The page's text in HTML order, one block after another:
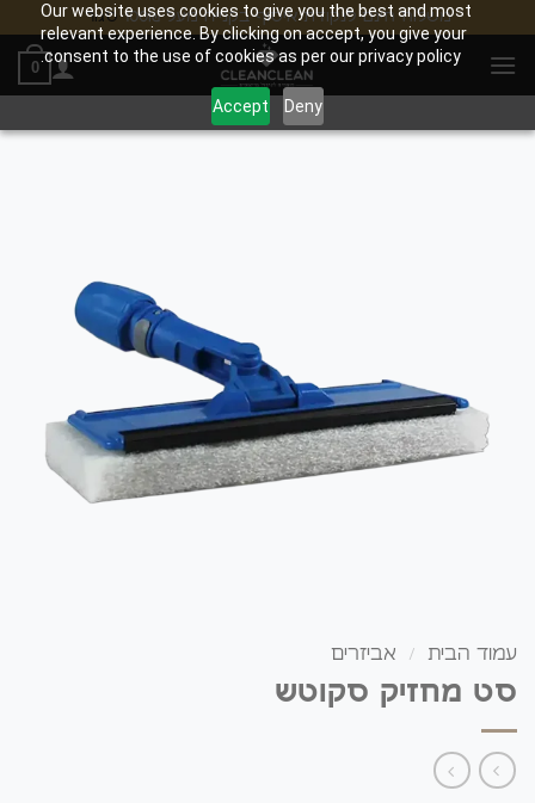
Our website uses cookies to give you the best and most
relevant experience. By clicking on accept, you give your
consent to the use of cookies as per our privacy policy.
Deny
Accept
משלוח חינם לנקודת איסוף בקנייה מעל 100₪ סגור
0
עמוד הבית / אביזרים
סט מחזיק סקוטש